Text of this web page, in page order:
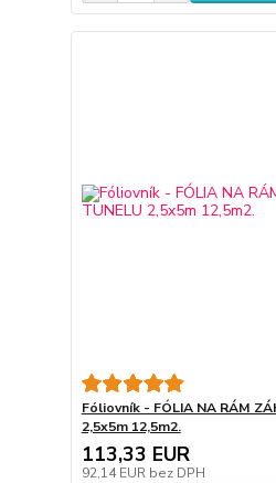
Fóliovník - FÓLIA NA RÁM
2,5x5m 12,5m2.
113,33 EUR
92,14 EUR bez DPH